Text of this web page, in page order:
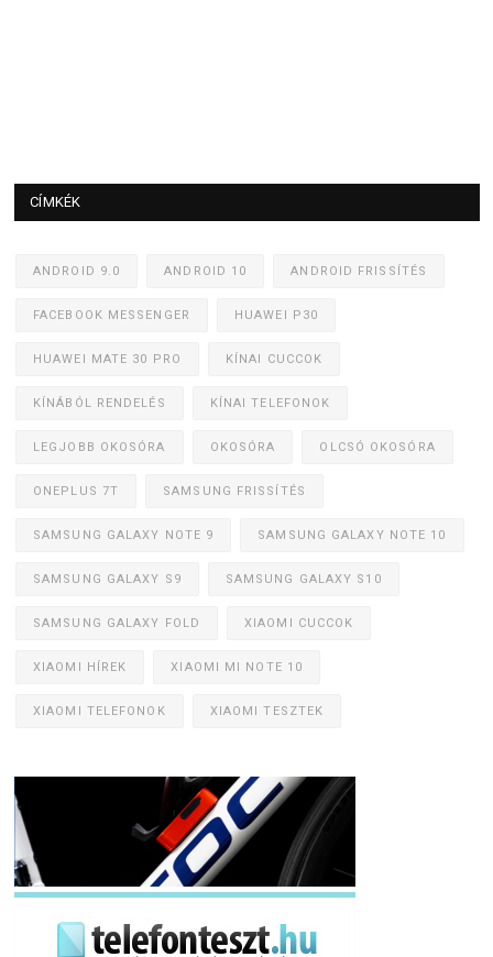
CÍMKÉK
ANDROID 9.0 ANDROID 10 ANDROID FRISSÍTÉS
FACEBOOK MESSENGER HUAWEI P30
HUAWEI MATE 30 PRO KÍNAI CUCCOK
KÍNÁBÓL RENDELÉS KÍNAI TELEFONOK
LEGJOBB OKOSÓRA OKOSÓRA OLCSÓ OKOSÓRA
ONEPLUS 7T SAMSUNG FRISSÍTÉS
SAMSUNG GALAXY NOTE 9 SAMSUNG GALAXY NOTE 10
SAMSUNG GALAXY S9 SAMSUNG GALAXY S10
SAMSUNG GALAXY FOLD XIAOMI CUCCOK
XIAOMI HÍREK XIAOMI MI NOTE 10
XIAOMI TELEFONOK XIAOMI TESZTEK